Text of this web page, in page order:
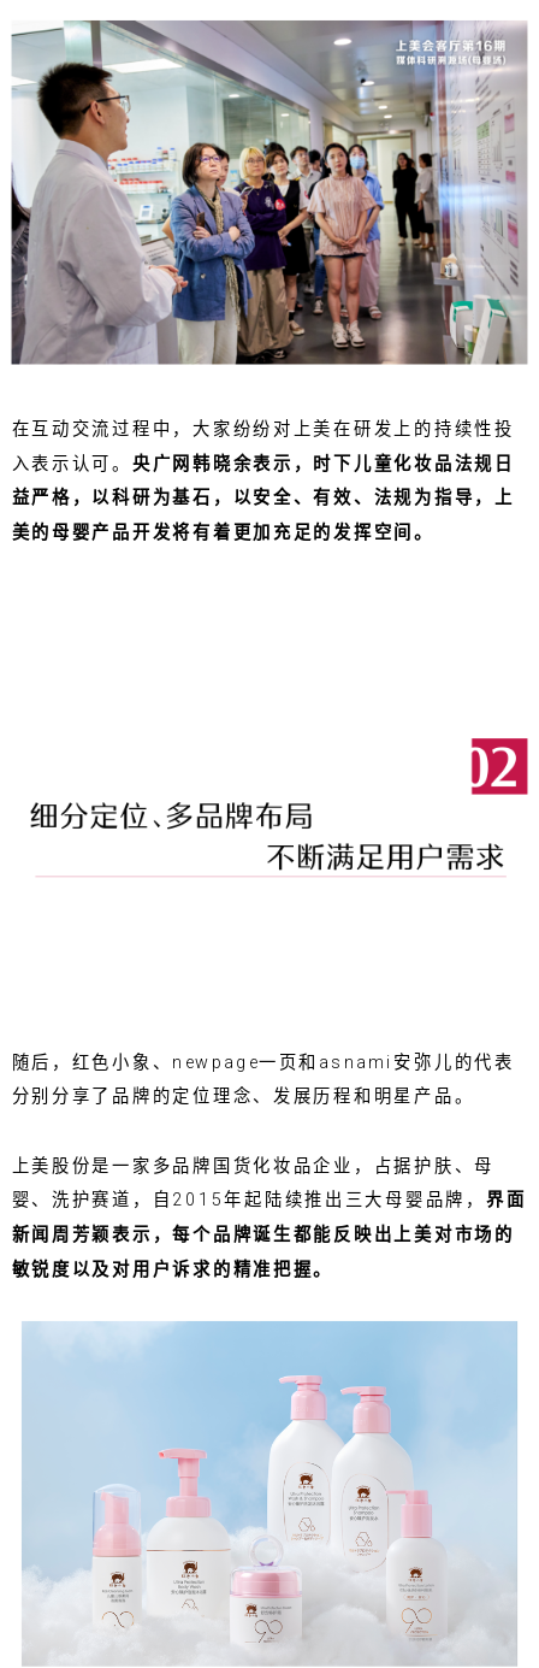
在互动交流过程中，大家纷纷对上美在研发上的持续性投
入表示认可。 央广网韩晓余表示，时下儿童化妆品法规日
益严格，以科研为基石，以安全、有效、法规为指导，上
美的母婴产品开发将有着更加充足的发挥空间。
随后，红色小象、newpage一页和asnami安弥儿的代表
分别分享了品牌的定位理念、发展历程和明星产品。
上美股份是一家多品牌国货化妆品企业，占据护肤、母
婴、洗护赛道，自2015年起陆续推出三大母婴品牌， 界面
新闻周芳颖表示，每个品牌诞生都能反映出上美对市场的
敏锐度以及对用户诉求的精准把握。